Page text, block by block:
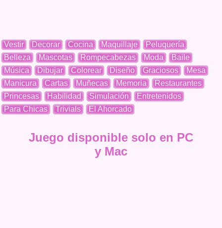
Vestir Decorar Cocina Maquillaje
Peluquería
Belleza
Mascotas Rompecabezas Moda
Baile
Música
Dibujar Colorear Diseño Graciosos
Mesa
Manicura
Cartas Muñecas Memoria
Restaurantes
Princesas
Habilidad Simulación
Entretenidos
Para Chicas
Trivials El Ahorcado
Juego disponible solo en PC
y Mac